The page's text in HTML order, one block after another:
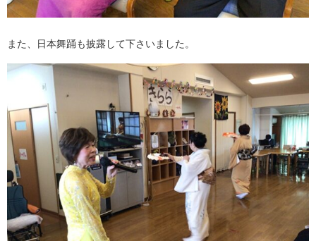
また、日本舞踊も披露して下さいました。